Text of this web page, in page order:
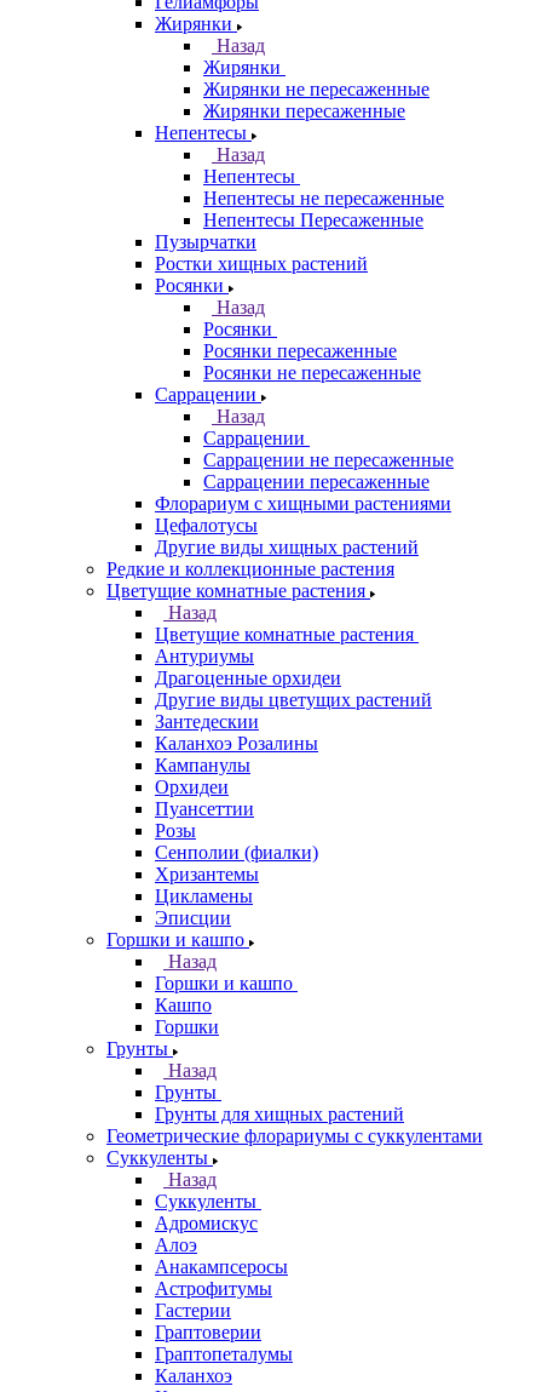
Жирянки
Назад
Жирянки
Жирянки не пересаженные
Жирянки пересаженные
Непентесы
Назад
Непентесы
Непентесы не пересаженные
Непентесы Пересаженные
Пузырчатки
Ростки хищных растений
Росянки
Назад
Росянки
Росянки пересаженные
Росянки не пересаженные
Саррацении
Назад
Саррацении
Саррацении не пересаженные
Саррацении пересаженные
Флорариум с хищными растениями
Цефалотусы
Другие виды хищных растений
Редкие и коллекционные растения
Цветущие комнатные растения
Назад
Цветущие комнатные растения
Антуриумы
Драгоценные орхидеи
Другие виды цветущих растений
Зантедескии
Каланхоэ Розалины
Кампанулы
Орхидеи
Пуансеттии
Розы
Сенполии (фиалки)
Хризантемы
Цикламены
Эписции
Горшки и кашпо
Назад
Горшки и кашпо
Кашпо
Горшки
Грунты
Назад
Грунты
Грунты для хищных растений
Геометрические флорариумы с суккулентами
Суккуленты
Назад
Суккуленты
Адромискус
Алоэ
Анакампсеросы
Астрофитумы
Гастерии
Граптоверии
Граптопеталумы
Каланхоэ